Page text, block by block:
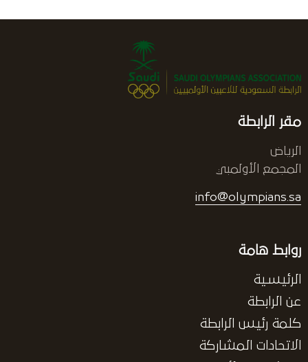
مقر الرابطة
الرياض
المجمع الأولمبي
info@olympians.sa
روابط هامة
الرئيسية
عن الرابطة
كلمة رئيس الرابطة
الاتحادات المشاركة